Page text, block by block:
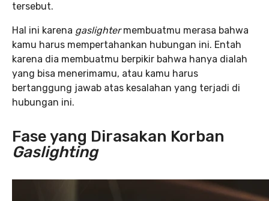
tersebut.
Hal ini karena gaslightermembuatmu merasa bahwa
kamu harus mempertahankan hubungan ini. Entah
karena dia membuatmu berpikir bahwa hanya dialah
yang bisa menerimamu, atau kamu harus
bertanggung jawab atas kesalahan yang terjadi di
hubungan ini.
Fase yang Dirasakan Korban
Gaslighting